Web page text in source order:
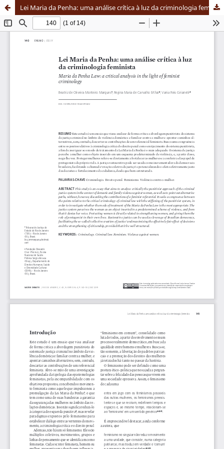
Lei Maria da Penha: uma análise crítica à luz da criminologia feminista